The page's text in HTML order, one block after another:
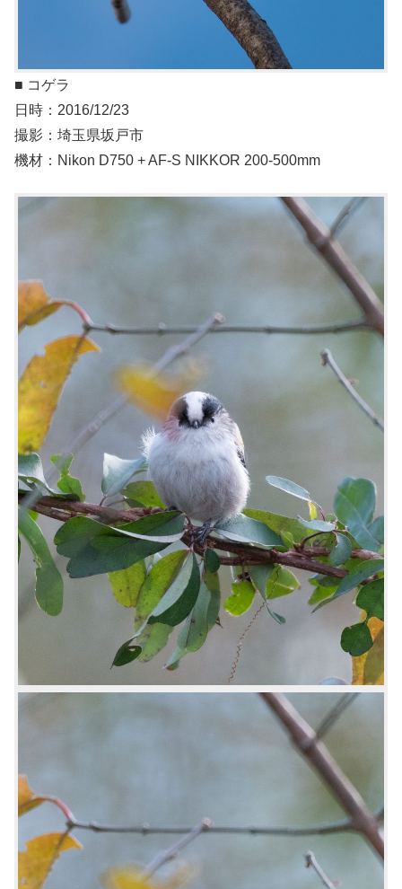
■ コゲラ
日時：2016/12/23
撮影：埼玉県坂戸市
機材：Nikon D750 + AF-S NIKKOR 200-500mm